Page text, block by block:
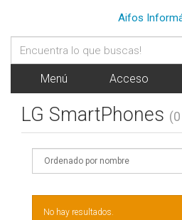
Aifos
Menú Acceso
LG SmartPhones
No hay resultados.